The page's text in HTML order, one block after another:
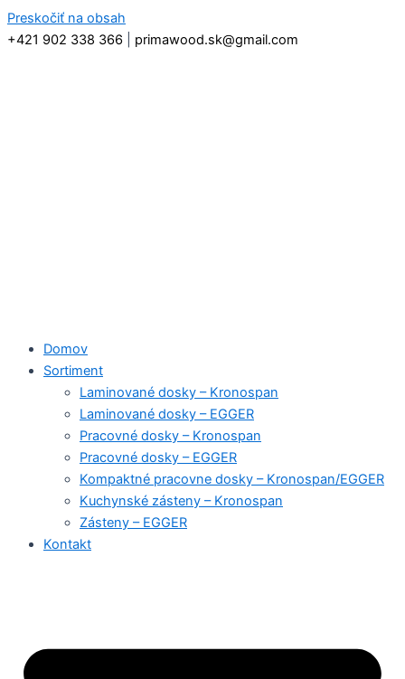
Preskočiť na obsah
+421 902 338 366
primawood.sk@gmail.com
Domov
Sortiment
Laminované dosky – Kronospan
Laminované dosky – EGGER
Pracovné dosky – Kronospan
Pracovné dosky – EGGER
Kompaktné pracovne dosky – Kronospan/EGGER
Kuchynské zásteny – Kronospan
Zásteny – EGGER
Kontakt